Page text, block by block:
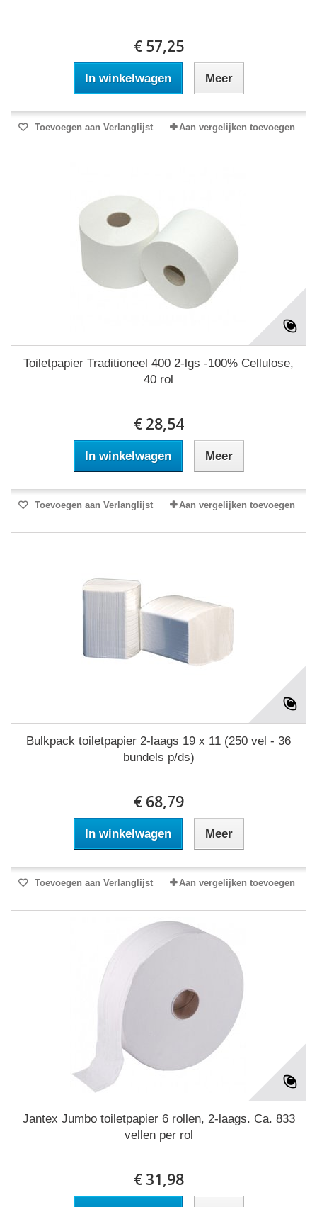
€ 57,25
In winkelwagen Meer
Toevoegen aan Verlanglijst Aan vergelijken toevoegen
Toiletpapier Traditioneel 400 2-lgs -100% Cellulose,
40 rol
€ 28,54
In winkelwagen Meer
Toevoegen aan Verlanglijst Aan vergelijken toevoegen
Bulkpack toiletpapier 2-laags 19 x 11 (250 vel - 36
bundels p/ds)
€ 68,79
In winkelwagen Meer
Toevoegen aan Verlanglijst Aan vergelijken toevoegen
Jantex Jumbo toiletpapier 6 rollen, 2-laags. Ca. 833
vellen per rol
€ 31,98